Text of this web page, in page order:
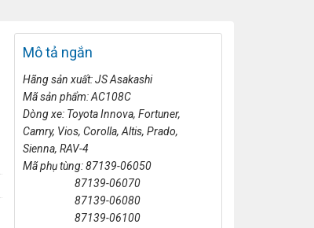
Mô tả ngắn
Hãng sản xuất: JS Asakashi
Mã sản phẩm: AC108C
Dòng xe: Toyota Innova, Fortuner,
Camry, Vios, Corolla, Altis, Prado,
Sienna, RAV-4
Mã phụ tùng: 87139-06050
87139-06070
87139-06080
87139-06100